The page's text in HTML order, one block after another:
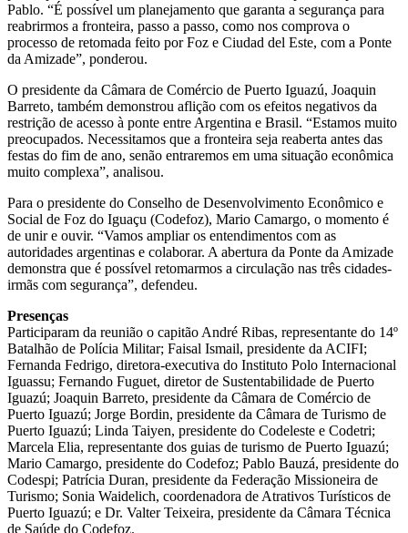
Pablo. “É possível um planejamento que garanta a segurança para
reabrirmos a fronteira, passo a passo, como nos comprova o
processo de retomada feito por Foz e Ciudad del Este, com a Ponte
da Amizade”, ponderou.
O presidente da Câmara de Comércio de Puerto Iguazú, Joaquin
Barreto, também demonstrou aflição com os efeitos negativos da
restrição de acesso à ponte entre Argentina e Brasil. “Estamos muito
preocupados. Necessitamos que a fronteira seja reaberta antes das
festas do fim de ano, senão entraremos em uma situação econômica
muito complexa”, analisou.
Para o presidente do Conselho de Desenvolvimento Econômico e
Social de Foz do Iguaçu (Codefoz), Mario Camargo, o momento é
de unir e ouvir. “Vamos ampliar os entendimentos com as
autoridades argentinas e colaborar. A abertura da Ponte da Amizade
demonstra que é possível retomarmos a circulação nas três cidades-
irmãs com segurança”, defendeu.
Presenças
Participaram da reunião o capitão André Ribas, representante do 14º
Batalhão de Polícia Militar; Faisal Ismail, presidente da ACIFI;
Fernanda Fedrigo, diretora-executiva do Instituto Polo Internacional
Iguassu; Fernando Fuguet, diretor de Sustentabilidade de Puerto
Iguazú; Joaquin Barreto, presidente da Câmara de Comércio de
Puerto Iguazú; Jorge Bordin, presidente da Câmara de Turismo de
Puerto Iguazú; Linda Taiyen, presidente do Codeleste e Codetri;
Marcela Elia, representante dos guias de turismo de Puerto Iguazú;
Mario Camargo, presidente do Codefoz; Pablo Bauzá, presidente do
Codespi; Patrícia Duran, presidente da Federação Missioneira de
Turismo; Sonia Waidelich, coordenadora de Atrativos Turísticos de
Puerto Iguazú; e Dr. Valter Teixeira, presidente da Câmara Técnica
de Saúde do Codefoz.